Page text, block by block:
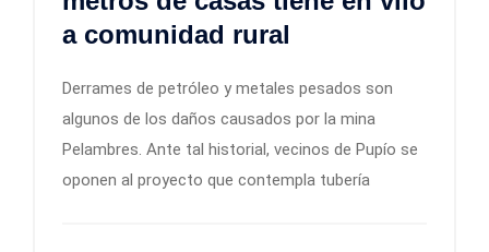
a comunidad rural
Derrames de petróleo y metales pesados son
algunos de los daños causados por la mina
Pelambres. Ante tal historial, vecinos de Pupío se
oponen al proyecto que contempla tubería